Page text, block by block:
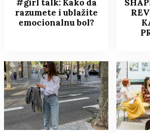
#girl talk: Kako da
razumete i ublažite
emocionalnu bol?